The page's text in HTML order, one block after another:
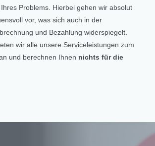
Problems. Hierbei gehen wir absolut
vor, was sich auch in der
und Bezahlung widerspiegelt.
wir alle unsere Serviceleistungen zum
und berechnen Ihnen nichts für die